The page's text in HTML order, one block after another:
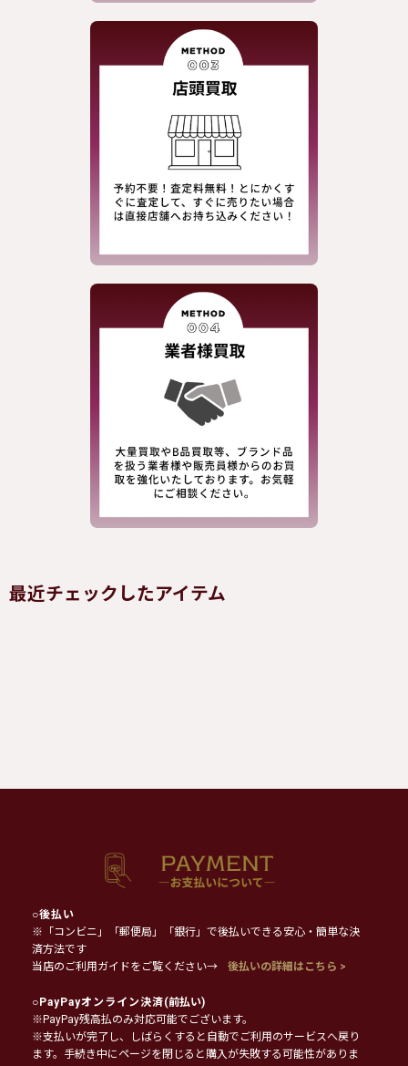
最近チェックしたアイテム
○後払い
※「コンビニ」「郵便局」「銀行」で後払いできる安心・簡単な決
済方法です
当店のご利用ガイドをご覧ください→
後払いの詳細はこちら >
○PayPayオンライン決済(前払い)
※PayPay残高払のみ対応可能でございます。
※支払いが完了し、しばらくすると自動でご利用のサービスへ戻り
ます。手続き中にページを閉じると購入が失敗する可能性がありま